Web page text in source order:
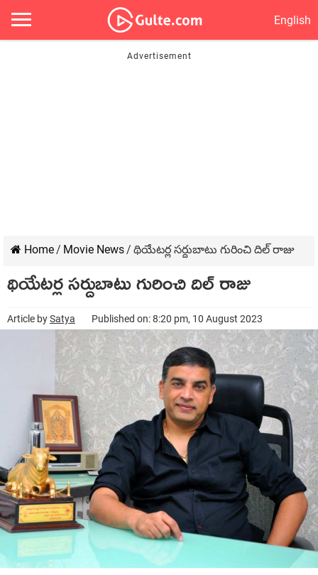
English
Home/ Movie News/ థియేటర్ల సర్దుబాటు గురించి దిల్ రాజు
థియేటర్ల సర్దుబాటు గురించి దిల్ రాజు
Article bySatya Published on: 8:20 pm, 10 August 2023